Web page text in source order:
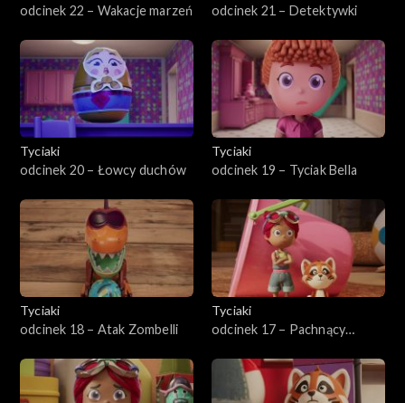
odcinek 22 – Wakacje marzeń
odcinek 21 – Detektywki
Tyciaki
odcinek 20 – Łowcy duchów
Tyciaki
odcinek 19 – Tyciak Bella
Tyciaki
odcinek 18 – Atak Zombelli
Tyciaki
odcinek 17 – Pachnący